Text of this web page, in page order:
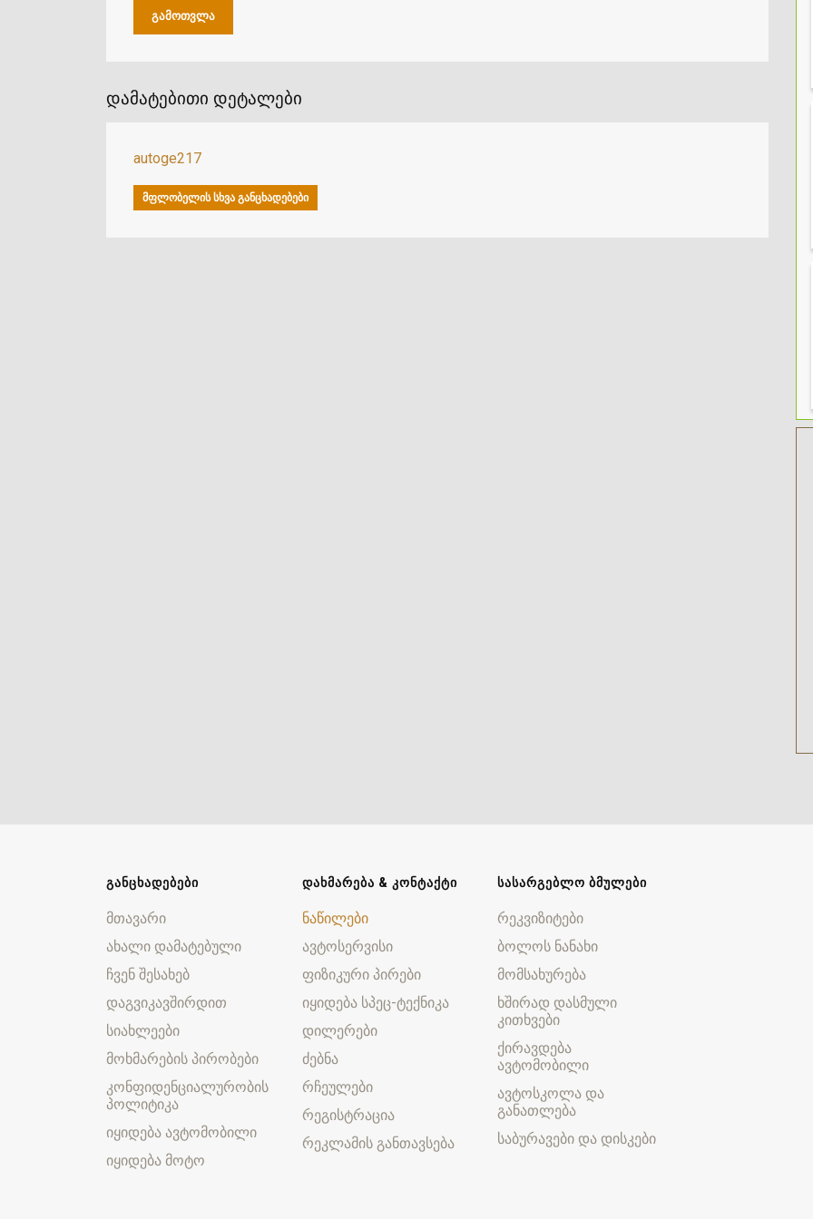
დამატებითი დეტალები
autoge217
ᲛᲤᲚᲝᲑᲔᲚᲘᲡ ᲡᲮᲕᲐ ᲒᲐᲜᲪᲮᲐᲓᲔᲑᲔᲑᲘ
ᲒᲐᲜᲪᲮᲐᲓᲔᲑᲔᲑᲘ
მთავარი
ახალი დამატებული
ჩვენ შესახებ
დაგვიკავშირდით
სიახლეები
მოხმარების პირობები
კონფიდენციალურობის
პოლიტიკა
იყიდება ავტომობილი
იყიდება მოტო
ᲓᲐᲮᲛᲐᲠᲔᲑᲐ & ᲙᲝᲜᲢᲐᲥᲢᲘ
ნაწილები
ავტოსერვისი
ფიზიკური პირები
იყიდება სპეც-ტექნიკა
დილერები
ძებნა
რჩეულები
რეგისტრაცია
რეკლამის განთავსება
ᲡᲐᲡᲐᲠᲒᲔᲑᲚᲝ ᲑᲛᲣᲚᲔᲑᲘ
რეკვიზიტები
ბოლოს ნანახი
მომსახურება
ხშირად დასმული
კითხვები
ქირავდება
ავტომობილი
ავტოსკოლა და
განათლება
საბურავები და დისკები